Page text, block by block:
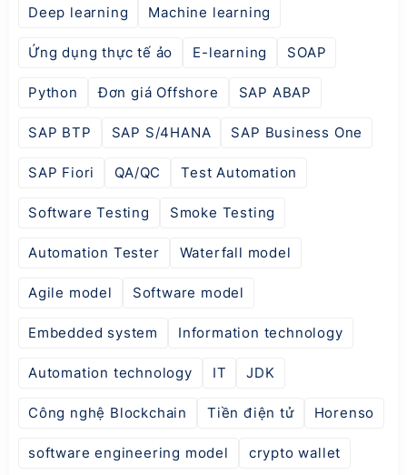
Deep learning Machine learning
Ứng dụng thực tế ảo E-learning SOAP
Python Đơn giá Offshore SAP ABAP
SAP BTP SAP S/4HANA SAP Business One
SAP Fiori QA/QC Test Automation
Software Testing Smoke Testing
Automation Tester Waterfall model
Agile model Software model
Embedded system Information technology
Automation technology IT JDK
Công nghệ Blockchain Tiền điện tử Horenso
software engineering model crypto wallet